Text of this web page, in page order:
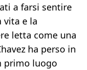
a farsi sentire
vita e la
letta come una
ha perso in
primo luogo